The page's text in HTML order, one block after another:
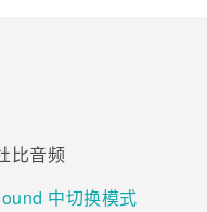
比音频
中切换模式